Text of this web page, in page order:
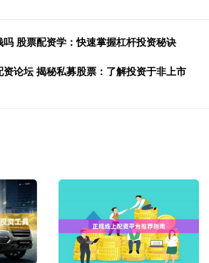
吗 股票配资学：快速掌握杠杆投资秘诀
论坛 揭秘私募股票：了解投资于非上市